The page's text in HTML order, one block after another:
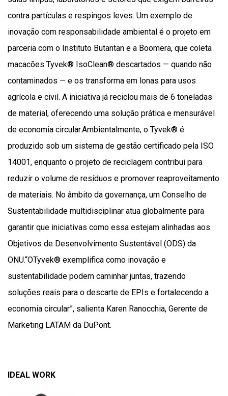
contra partículas e respingos leves. Um exemplo de
inovação com responsabilidade ambiental é o projeto em
parceria com o Instituto Butantan e a Boomera, que coleta
macacões Tyvek® IsoClean® descartados — quando não
contaminados — e os transforma em lonas para usos
agrícola e civil. A iniciativa já reciclou mais de 6 toneladas
de material, oferecendo uma solução prática e mensurável
de economia circular.Ambientalmente, o Tyvek® é
produzido sob um sistema de gestão certificado pela ISO
14001, enquanto o projeto de reciclagem contribui para
reduzir o volume de resíduos e promover reaproveitamento
de materiais. No âmbito da governança, um Conselho de
Sustentabilidade multidisciplinar atua globalmente para
garantir que iniciativas como essa estejam alinhadas aos
Objetivos de Desenvolvimento Sustentável (ODS) da
ONU.“OTyvek® exemplifica como inovação e
sustentabilidade podem caminhar juntas, trazendo
soluções reais para o descarte de EPIs e fortalecendo a
economia circular”, salienta Karen Ranocchia, Gerente de
Marketing LATAM da DuPont.
IDEAL WORK